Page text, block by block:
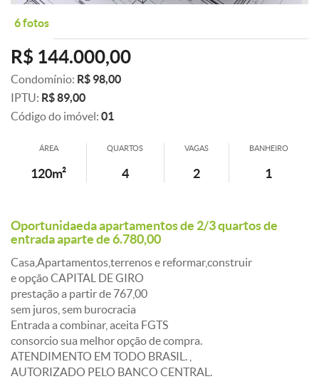
6 fotos
R$ 144.000,00
Condomínio: R$ 98,00
IPTU: R$ 89,00
Código do imóvel: 01
ÁREA
120m²
QUARTOS
4
VAGAS
2
BANHEIRO
1
Oportunidaeda apartamentos de 2/3 quartos de
entrada aparte de 6.780,00
Casa,Apartamentos,terrenos e reformar,construir
e opção CAPITAL DE GIRO
prestação a partir de 767,00
sem juros, sem burocracia
Entrada a combinar, aceita FGTS
consorcio sua melhor opção de compra.
ATENDIMENTO EM TODO BRASIL. ,
AUTORIZADO PELO BANCO CENTRAL.